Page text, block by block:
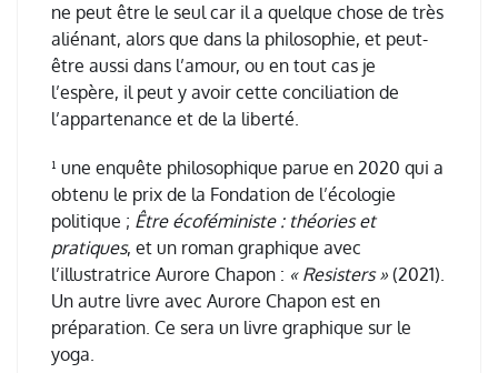
ne peut être le seul car il a quelque chose de très
aliénant, alors que dans la philosophie, et peut-
être aussi dans l’amour, ou en tout cas je
l’espère, il peut y avoir cette conciliation de
l’appartenance et de la liberté.
¹ une enquête philosophique parue en 2020 qui a
obtenu le prix de la Fondation de l’écologie
politique ; Être écoféministe : théories et
pratiques, et un roman graphique avec
l’illustratrice Aurore Chapon : « Resisters » (2021).
Un autre livre avec Aurore Chapon est en
préparation. Ce sera un livre graphique sur le
yoga.